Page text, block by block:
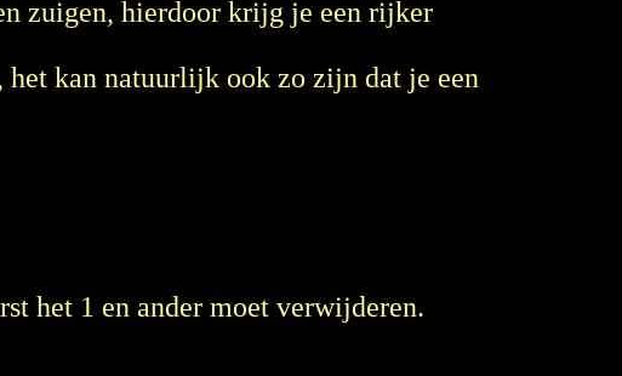
zuigen, hierdoor krijg je een rijker
het kan natuurlijk ook zo zijn dat je een
het 1 en ander moet verwijderen.